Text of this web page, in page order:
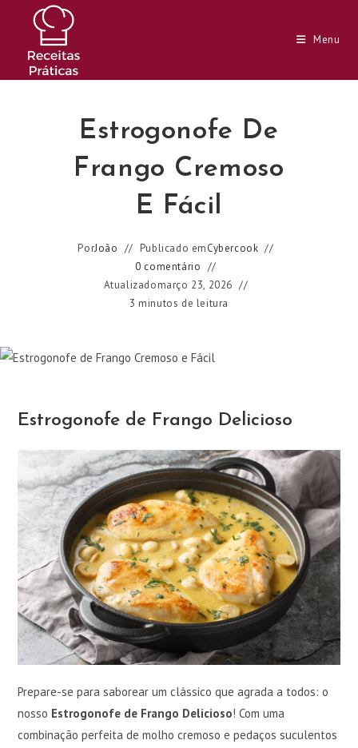
conteúdo
Menu
Estrogonofe De
Frango Cremoso
E Fácil
PorJoão Publicado emCybercook
0 comentário
Atualizadomarço 23, 2026
3 minutos de leitura
Estrogonofe de Frango Delicioso
Prepare-se para saborear um clássico que agrada a todos: o
nosso Estrogonofe de Frango Delicioso! Com uma
combinação perfeita de molho cremoso e pedaços suculentos